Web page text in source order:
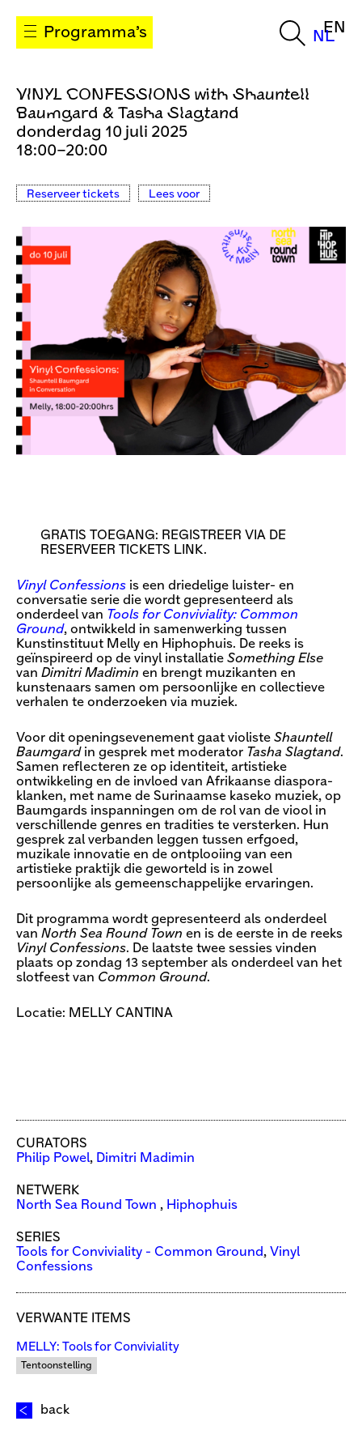
Programma’s NL
EN
VINYL CONFESSIONS with Shauntell
Baumgard & Tasha Slagtand
donderdag 10 juli 2025
18:00–20:00
Reserveer tickets Lees voor
GRATIS TOEGANG: REGISTREER VIA DE
RESERVEER TICKETS LINK.
Vinyl Confessions is een driedelige luister- en
conversatie serie die wordt gepresenteerd als
onderdeel van Tools for Conviviality: Common
Ground, ontwikkeld in samenwerking tussen
Kunstinstituut Melly en Hiphophuis. De reeks is
geïnspireerd op de vinyl installatie Something Else
van Dimitri Madimin en brengt muzikanten en
kunstenaars samen om persoonlijke en collectieve
verhalen te onderzoeken via muziek.
Voor dit openingsevenement gaat violiste Shauntell
Baumgard in gesprek met moderator Tasha Slagtand.
Samen reflecteren ze op identiteit, artistieke
ontwikkeling en de invloed van Afrikaanse diaspora-
klanken, met name de Surinaamse kaseko muziek, op
Baumgards inspanningen om de rol van de viool in
verschillende genres en tradities te versterken. Hun
gesprek zal verbanden leggen tussen erfgoed,
muzikale innovatie en de ontplooiing van een
artistieke praktijk die geworteld is in zowel
persoonlijke als gemeenschappelijke ervaringen.
Dit programma wordt gepresenteerd als onderdeel
van North Sea Round Town en is de eerste in de reeks
Vinyl Confessions. De laatste twee sessies vinden
plaats op zondag 13 september als onderdeel van het
slotfeest van Common Ground.
Locatie: MELLY CANTINA
CURATORS
Philip Powel, Dimitri Madimin
NETWERK
North Sea Round Town , Hiphophuis
SERIES
Tools for Conviviality - Common Ground , Vinyl
Confessions
VERWANTE ITEMS
MELLY: Tools for Conviviality
Tentoonstelling
back